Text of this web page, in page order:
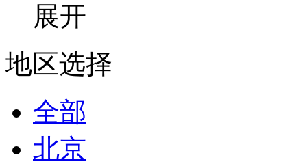
展开
地区选择
全部
北京